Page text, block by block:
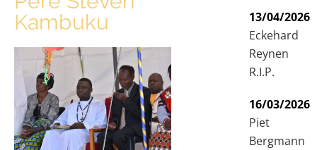
Kambuku
13/04/2026
Eckehard
Reynen
R.I.P.
16/03/2026
Piet
Bergmann